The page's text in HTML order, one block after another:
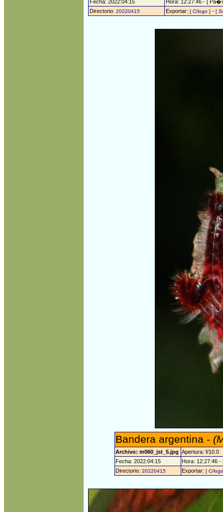
Fecha: 2022:04:15
Hora: 12:27:46 - [
Directorio: 20220415 Exportar: [ C/logo ] - [
Bandera argentina -
Archivo: m060_jst_5.jpg
Apertura: f/10.0
Fecha: 2022:04:15
Hora: 12:27:46
Directorio:20220415 Exportar:[ C/